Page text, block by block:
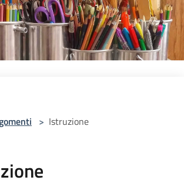
> Istruzione